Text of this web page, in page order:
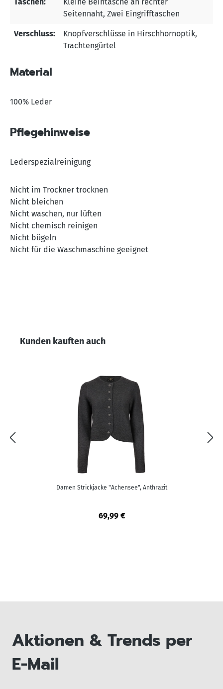
Taschen:
Kleine Beintasche an rechter
Seitennaht, Zwei Eingrifftaschen
Verschluss: Knopfverschlüsse in Hirschhornoptik,
Trachtengürtel
Material
100% Leder
Pflegehinweise
Lederspezialreinigung
Nicht im Trockner trocknen
Nicht bleichen
Nicht waschen, nur lüften
Nicht chemisch reinigen
Nicht bügeln
Nicht für die Waschmaschine geeignet
Produktgalerie überspringen
Kunden kauften auch
Damen Strickjacke "Achensee", Anthrazit
69,99 €
Aktionen & Trends per
E-Mail